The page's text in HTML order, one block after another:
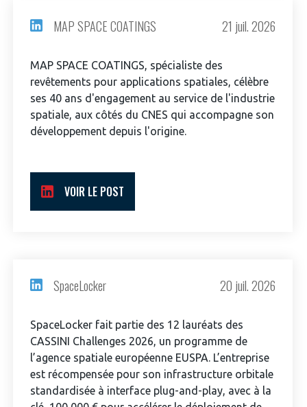
MAP SPACE COATINGS 21 juil. 2026
MAP SPACE COATINGS, spécialiste des
revêtements pour applications spatiales, célèbre
ses 40 ans d'engagement au service de l'industrie
spatiale, aux côtés du CNES qui accompagne son
développement depuis l'origine.
VOIR LE POST
SpaceLocker 20 juil. 2026
SpaceLocker fait partie des 12 lauréats des
CASSINI Challenges 2026, un programme de
l’agence spatiale européenne EUSPA. L’entreprise
est récompensée pour son infrastructure orbitale
standardisée à interface plug-and-play, avec à la